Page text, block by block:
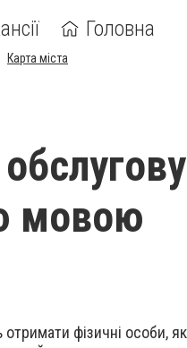
Головна
Карта міста
мовою
фізичні особи,